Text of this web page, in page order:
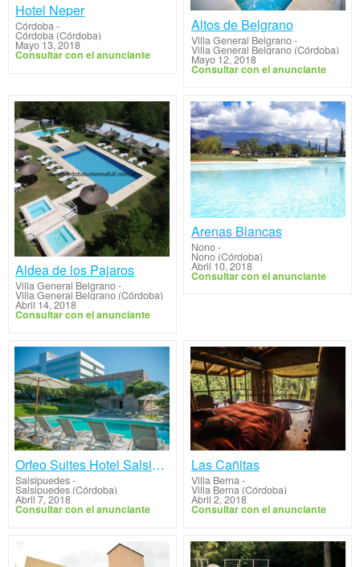
Hotel Neper
Córdoba-
Córdoba (Córdoba)
Mayo 13, 2018
Consultar con el anunciante
Altos de Belgrano
Villa General Belgrano-
Villa General Belgrano (Córdoba)
Mayo 12, 2018
Consultar con el anunciante
Aldea de los Pajaros
Villa General Belgrano-
Villa General Belgrano (Córdoba)
Abril 14, 2018
Consultar con el anunciante
Arenas Blancas
Nono-
Nono (Córdoba)
Abril 10, 2018
Consultar con el anunciante
Orfeo Suites Hotel Salsipuedes
Salsipuedes-
Salsipuedes (Córdoba)
Abril 7, 2018
Consultar con el anunciante
Las Cañitas
Villa Berna-
Villa Berna (Córdoba)
Abril 2, 2018
Consultar con el anunciante